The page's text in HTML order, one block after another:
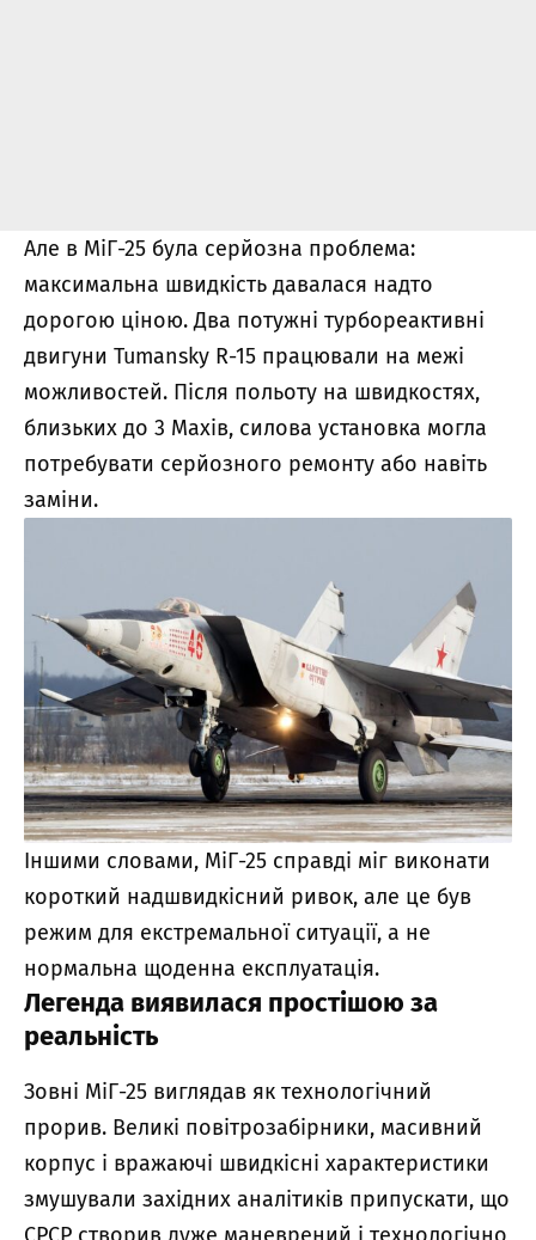
Але в МіГ-25 була серйозна проблема:
максимальна швидкість давалася надто
дорогою ціною. Два потужні турбореактивні
двигуни Tumansky R-15 працювали на межі
можливостей. Після польоту на швидкостях,
близьких до 3 Махів, силова установка могла
потребувати серйозного ремонту або навіть
заміни.
Іншими словами, МіГ-25 справді міг виконати
короткий надшвидкісний ривок, але це був
режим для екстремальної ситуації, а не
нормальна щоденна експлуатація.
Легенда виявилася простішою за
реальність
Зовні МіГ-25 виглядав як технологічний
прорив. Великі повітрозабірники, масивний
корпус і вражаючі швидкісні характеристики
змушували західних аналітиків припускати, що